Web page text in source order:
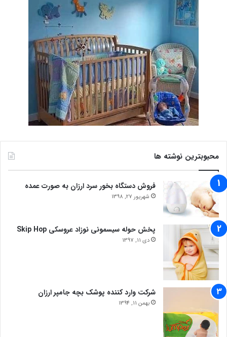
محبوبترین نوشته ها
فروش دستگاه بخور سرد ارزان به صورت عمده
شهریور 27, 1398
پخش حوله سیسمونی نوزاد عروسکی Skip Hop
دی 11, 1397
شرکت وارد کننده پوشک بچه جامپر ارزان
بهمن 11, 1394